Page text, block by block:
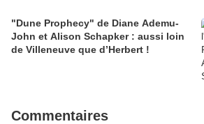
"Dune Prophecy" de Diane Ademu-
John et Alison Schapker : aussi loin
de Villeneuve que d’Herbert !
Commentaires